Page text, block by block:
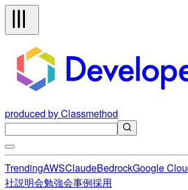
produced by Classmethod
TrendingAWSClaudeBedrockGoogle
社説明会勉強会事例採用